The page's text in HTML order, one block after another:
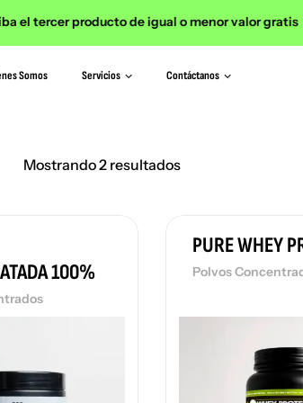
tercer producto de igual o menor valor gratis
Somos Servicios Contáctanos
Mostrando 2 resultados
100%
PURE WHEY
Polvos